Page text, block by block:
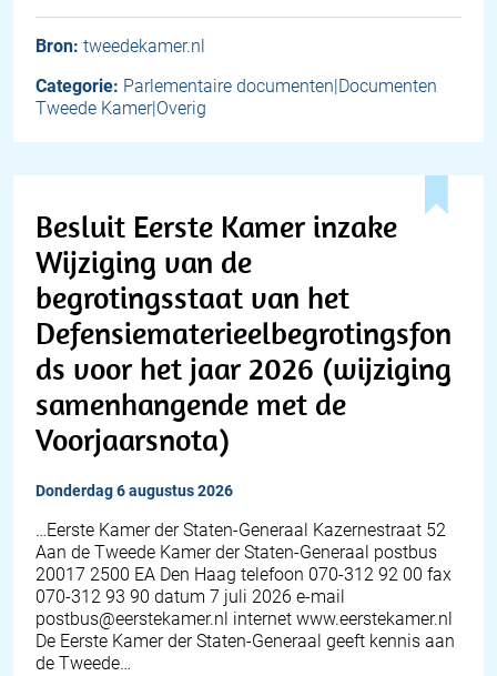
Bron: tweedekamer.nl
Categorie: Parlementaire documenten|Documenten
Tweede Kamer|Overig
Besluit Eerste Kamer inzake
Wijziging van de
begrotingsstaat van het
Defensiematerieelbegrotingsfon
ds voor het jaar 2026 (wijziging
samenhangende met de
Voorjaarsnota)
donderdag 6 augustus 2026
…Eerste Kamer der Staten-Generaal Kazernestraat 52
Aan de Tweede Kamer der Staten-Generaal postbus
20017 2500 EA Den Haag telefoon 070-312 92 00 fax
070-312 93 90 datum 7 juli 2026 e-mail
postbus@eerstekamer.nl internet www.eerstekamer.nl
De Eerste Kamer der Staten-Generaal geeft kennis aan
de Tweede…